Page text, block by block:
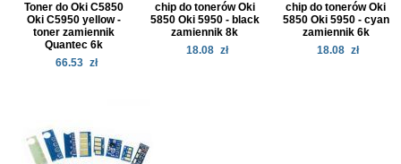
Toner do Oki C5850
Oki C5950 yellow -
toner zamiennik
Quantec 6k
66.53 zł
chip do tonerów Oki
5850 Oki 5950 - black
zamiennik 8k
18.08 zł
chip do tonerów Oki
5850 Oki 5950 - cyan
zamiennik 6k
18.08 zł